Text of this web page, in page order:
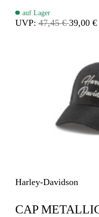
auf Lager
UVP:47,45 € 39,00 €
Harley-Davidson
CAP